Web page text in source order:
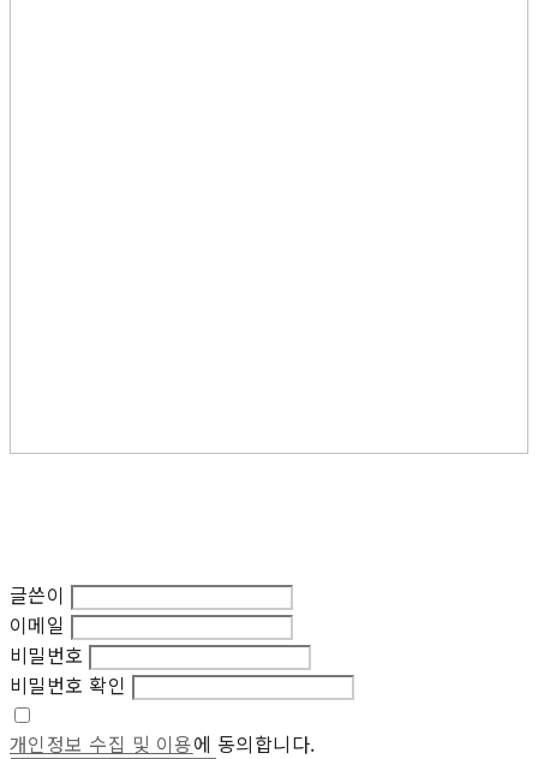
글쓴이
이메일
비밀번호
비밀번호 확인
개인정보 수집 및 이용에 동의합니다.